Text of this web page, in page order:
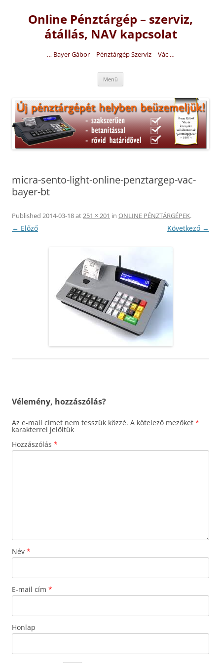
tartalomba
Online Pénztárgép – szerviz,
átállás, NAV kapcsolat
… Bayer Gábor – Pénztárgép Szerviz – Vác …
Menü
micra-sento-light-online-penztargep-vac-
bayer-bt
Published 2014-03-18at251 × 201 in ONLINE PÉNZTÁRGÉPEK.
← Előző Következő →
Vélemény, hozzászólás?
Az e-mail címet nem tesszük közzé. A kötelező mezőket *
karakterrel jelöltük
Hozzászólás *
Név *
E-mail cím *
Honlap